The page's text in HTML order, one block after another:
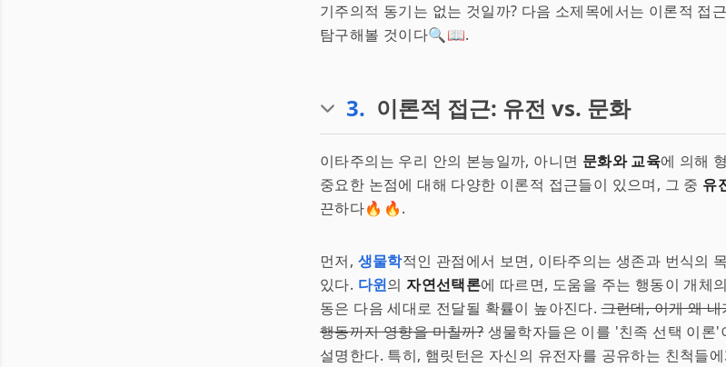
기주의적 동기는 없는 것일까? 다음 소제목에서는 이론적 접
탐구해볼 것이다🔍📖.
3. 이론적 접근: 유전 vs. 문화
이타주의는 우리 안의 본능일까, 아니면 문화와 교육에 의해
중요한 논점에 대해 다양한 이론적 접근들이 있으며, 그 중 유
끈하다🔥🔥.
먼저, 생물학적인 관점에서 보면, 이타주의는 생존과 번식의
있다. 다윈의자연선택론에 따르면, 도움을 주는 행동이 개체
동은 다음 세대로 전달될 확률이 높아진다.그런데, 이게 왜
행동까지 영향을 미칠까?생물학자들은 이를 '친족 선택 이론'
설명한다. 특히, 햄릿턴은 자신의 유전자를 공유하는 친척들